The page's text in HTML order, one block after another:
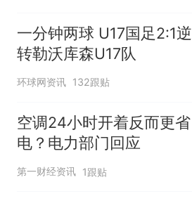
一分钟两球 U17国足2:1逆
转勒沃库森U17队
环球网资讯 132跟贴
空调24小时开着反而更省
电？电力部门回应
第一财经资讯 1跟贴